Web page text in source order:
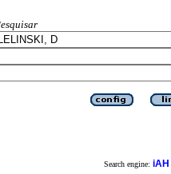
Search engine: iAH